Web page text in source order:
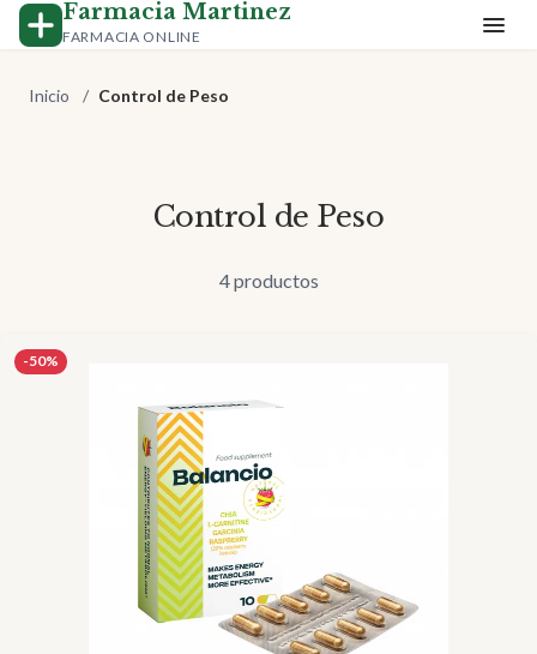
Farmacia Martinez
FARMACIA ONLINE
Inicio / Control de Peso
Control de Peso
4 productos
-50%